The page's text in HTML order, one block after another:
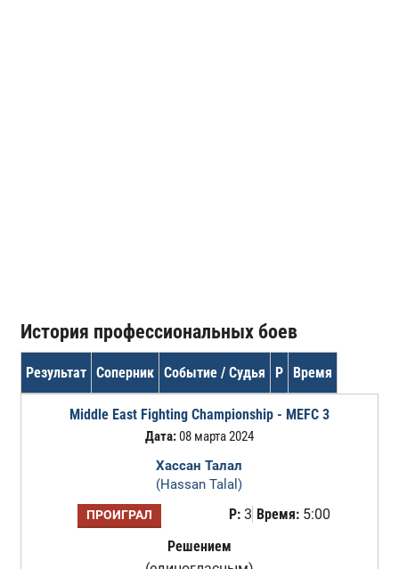
История профессиональных боев
Результат Соперник Событие / Судья Р Время
Middle East Fighting Championship - MEFC 3
Дата:08 марта 2024
Хассан Талал
(Hassan Talal)
ПРОИГРАЛ Р:3 Время:5:00
Решением